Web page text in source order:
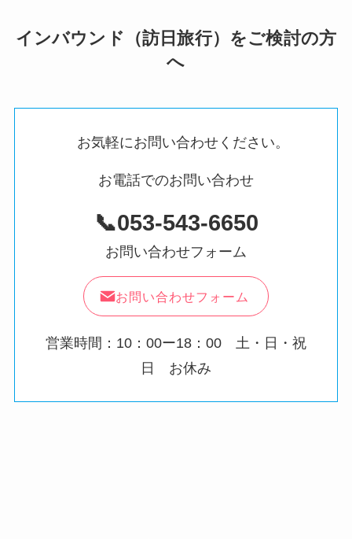
インバウンド（訪日旅行）をご検討の方
へ
お気軽にお問い合わせください。
お電話でのお問い合わせ
📞053-543-6650
お問い合わせフォーム
お問い合わせフォーム
営業時間：10：00ー18：00 土・日・祝
日 お休み